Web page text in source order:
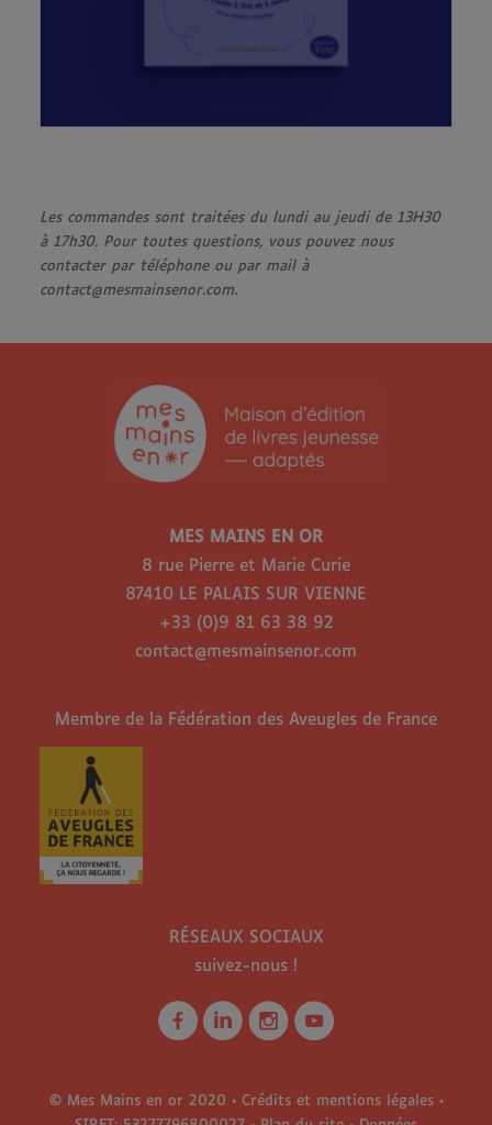
Les commandes sont traitées du lundi au jeudi de 13H30
à 17h30. Pour toutes questions, vous pouvez nous
contacter par téléphone ou par mail à
contact@mesmainsenor.com.
MES MAINS EN OR
8 rue Pierre et Marie Curie
87410 LE PALAIS SUR VIENNE
+33 (0)9 81 63 38 92
contact@mesmainsenor.com
Membre de la Fédération des Aveugles de France
RÉSEAUX SOCIAUX
suivez-nous !
© Mes Mains en or 2020 • Crédits et mentions légales•